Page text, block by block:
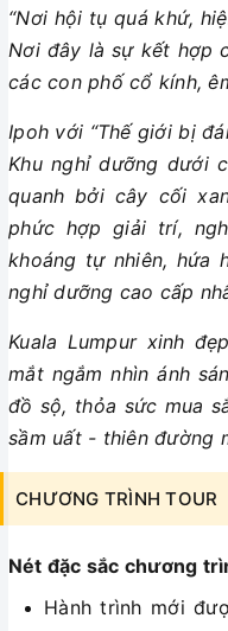
“Nơi hội tụ quá khứ,
Nơi đây là sự kết hợp
các con phố cổ kính,
Ipoh với “Thế giới bị
Khu nghỉ dưỡng dưới
quanh bởi cây cối
phức hợp giải trí,
khoáng tự nhiên, hứa
nghỉ dưỡng cao cấp
Kuala Lumpur xinh
mắt ngắm nhìn ánh
đồ sộ, thỏa sức mua
sầm uất - thiên đường
CHƯƠNG TRÌNH TOUR
Nét đặc sắc chương
Hành trình mới